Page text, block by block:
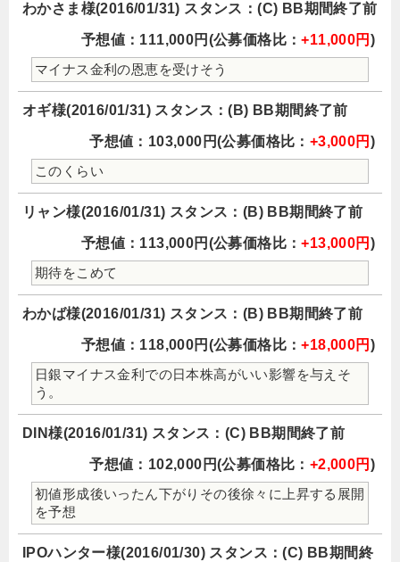
わかさま様(2016/01/31) スタンス：(C) BB期間終了前
予想値：111,000円(公募価格比：+11,000円 )
マイナス金利の恩恵を受けそう
オギ様(2016/01/31) スタンス：(B) BB期間終了前
予想値：103,000円(公募価格比： +3,000円 )
このくらい
リャン様(2016/01/31) スタンス：(B) BB期間終了前
予想値：113,000円(公募価格比：+13,000円 )
期待をこめて
わかば様(2016/01/31) スタンス：(B) BB期間終了前
予想値：118,000円(公募価格比：+18,000円 )
日銀マイナス金利での日本株高がいい影響を与えそ
う。
DIN様(2016/01/31) スタンス：(C) BB期間終了前
予想値：102,000円(公募価格比： +2,000円 )
初値形成後いったん下がりその後徐々に上昇する展開
を予想
IPOハンター様(2016/01/30) スタンス：(C) BB期間終